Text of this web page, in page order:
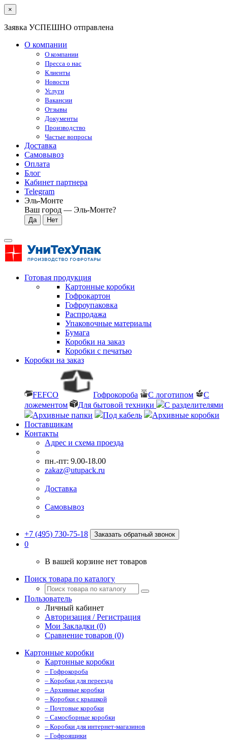
×
Заявка УСПЕШНО отправлена
О компании
О компании
Пресса о нас
Клиенты
Новости
Услуги
Вакансии
Отзывы
Документы
Производство
Частые вопросы
Доставка
Самовывоз
Оплата
Блог
Кабинет партнера
Telegram
Эль-Монте
Ваш город — Эль-Монте?
Готовая продукция
Картонные коробки
Гофрокартон
Гофроупаковка
Распродажа
Упаковочные материалы
Бумага
Коробки на заказ
Коробки с печатью
Коробки на заказ
FEFCO Гофрокороба С логотипом
С
ложементом
Для бытовой техники
С разделителями
Архивные папки
Под кабель
Архивные коробки
Поставщикам
Контакты
Адрес и схема проезда
пн.-пт: 9.00-18.00
zakaz@utupack.ru
Доставка
Самовывоз
+7 (495) 730-75-18 Заказать обратный звонок
0
В вашей корзине нет товаров
Поиск товара по каталогу
Пользователь
Личный кабинет
Авторизация / Регистрация
Мои Закладки (0)
Сравнение товаров (0)
Картонные коробки
Картонные коробки
– Гофрокороба
– Коробки для переезда
– Архивные коробки
– Коробки с крышкой
– Почтовые коробки
– Самосборные коробки
– Коробки для интернет-магазинов
– Гофроящики